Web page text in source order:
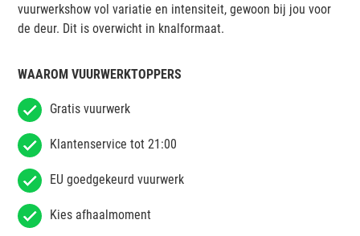
vuurwerkshow vol variatie en intensiteit, gewoon bij jou voor
de deur. Dit is overwicht in knalformaat.
WAAROM VUURWERKTOPPERS
Gratis vuurwerk
Klantenservice tot 21:00
EU goedgekeurd vuurwerk
Kies afhaalmoment